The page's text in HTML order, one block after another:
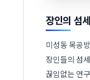
장인의 섬
미성동 목공
장인들의 섬
끊임없는 연